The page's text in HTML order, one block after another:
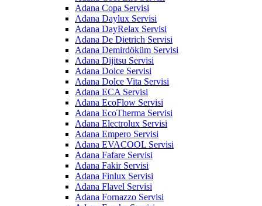
Adana Copa Servisi
Adana Daylux Servisi
Adana DayRelax Servisi
Adana De Dietrich Servisi
Adana Demirdöküm Servisi
Adana Dijitsu Servisi
Adana Dolce Servisi
Adana Dolce Vita Servisi
Adana ECA Servisi
Adana EcoFlow Servisi
Adana EcoTherma Servisi
Adana Electrolux Servisi
Adana Empero Servisi
Adana EVACOOL Servisi
Adana Fafare Servisi
Adana Fakir Servisi
Adana Finlux Servisi
Adana Flavel Servisi
Adana Fornazzo Servisi